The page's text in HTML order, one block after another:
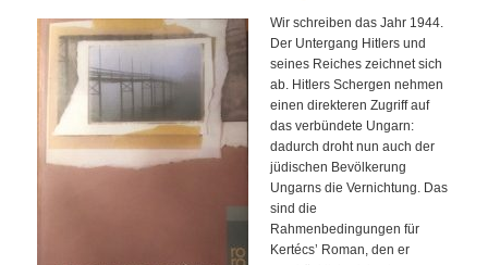
Wir schreiben das Jahr 1944.
Der Untergang Hitlers und
seines Reiches zeichnet sich
ab. Hitlers Schergen nehmen
einen direkteren Zugriff auf
das verbündete Ungarn:
dadurch droht nun auch der
jüdischen Bevölkerung
Ungarns die Vernichtung. Das
sind die
Rahmenbedingungen für
Kertécs’ Roman, den er